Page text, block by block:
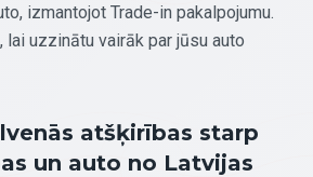
izmantojot Trade-in pakalpojumu.
uzzinātu vairāk par jūsu auto
atšķirības starp
un auto no Latvijas